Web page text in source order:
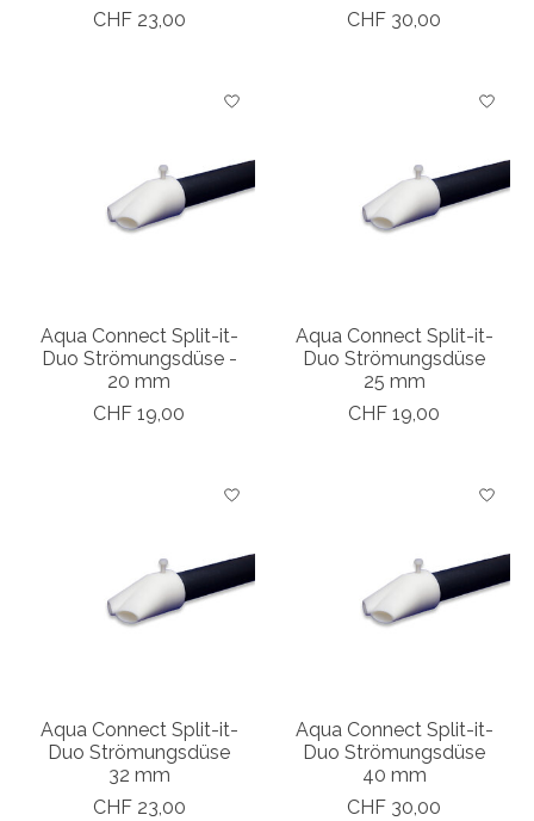
CHF 23,00
CHF 30,00
Aqua Connect Split-it-
Duo Strömungsdüse -
20 mm
CHF 19,00
Aqua Connect Split-it-
Duo Strömungsdüse
25 mm
CHF 19,00
Aqua Connect Split-it-
Duo Strömungsdüse
32 mm
CHF 23,00
Aqua Connect Split-it-
Duo Strömungsdüse
40 mm
CHF 30,00